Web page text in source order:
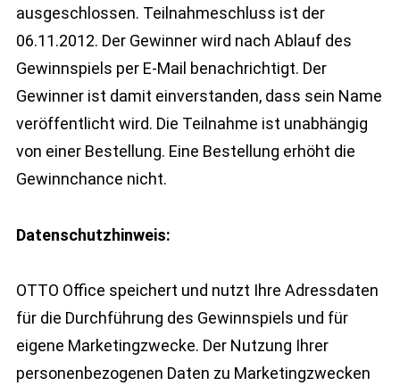
ausgeschlossen. Teilnahmeschluss ist der
06.11.2012. Der Gewinner wird nach Ablauf des
Gewinnspiels per E-Mail benachrichtigt. Der
Gewinner ist damit einverstanden, dass sein Name
veröffentlicht wird. Die Teilnahme ist unabhängig
von einer Bestellung. Eine Bestellung erhöht die
Gewinnchance nicht.
Datenschutzhinweis:
OTTO Office speichert und nutzt Ihre Adressdaten
für die Durchführung des Gewinnspiels und für
eigene Marketingzwecke. Der Nutzung Ihrer
personenbezogenen Daten zu Marketingzwecken